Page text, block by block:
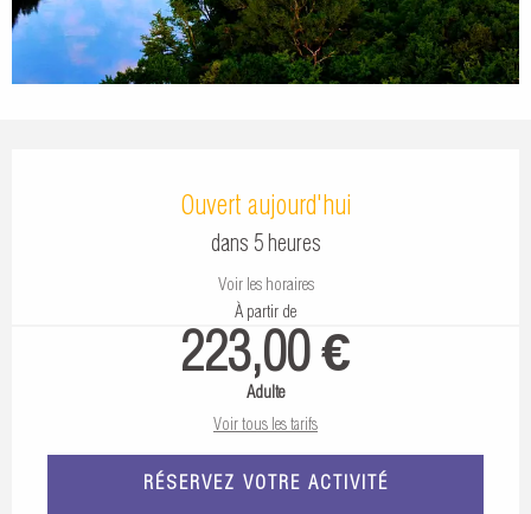
Ouvert aujourd'hui
dans 5 heures
Voir les horaires
À partir de
223,00 €
Adulte
Voir tous les tarifs
RÉSERVEZ VOTRE ACTIVITÉ